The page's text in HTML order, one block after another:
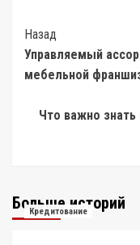
Post
Navigation
Назад
Управляемый
мебельной
Что важно
Больше историй
Кредитование